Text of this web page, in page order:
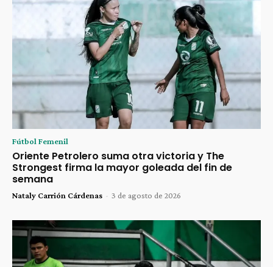
Fútbol Femenil
Oriente Petrolero suma otra victoria y The
Strongest firma la mayor goleada del fin de
semana
Nataly Carrión Cárdenas - 3 de agosto de 2026